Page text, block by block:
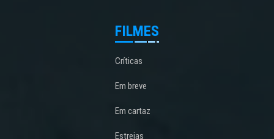
FILMES
Críticas
Em breve
Em cartaz
Estreias